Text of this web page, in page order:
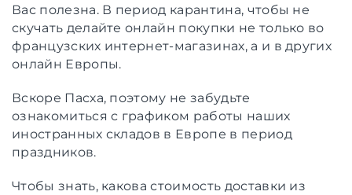
Вас полезна. В период карантина, чтобы не
скучать делайте онлайн покупки не только во
французских интернет-магазинах, а и в других
онлайн Европы.
Вскоре Пасха, поэтому не забудьте
ознакомиться с графиком работы наших
иностранных складов в Европе в период
праздников.
Чтобы знать, какова стоимость доставки из